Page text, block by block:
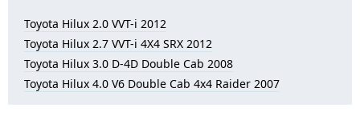
Toyota Hilux 2.0 VVT-i 2012
Toyota Hilux 2.7 VVT-i 4X4 SRX 2012
Toyota Hilux 3.0 D-4D Double Cab 2008
Toyota Hilux 4.0 V6 Double Cab 4x4 Raider 2007